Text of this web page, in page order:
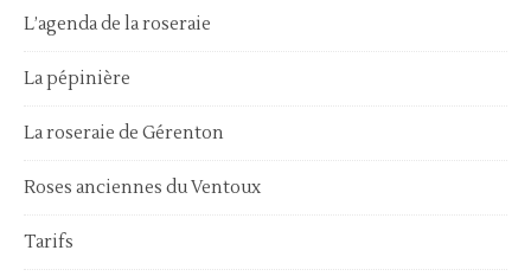
L’agenda de la roseraie
La pépinière
La roseraie de Gérenton
Roses anciennes du Ventoux
Tarifs